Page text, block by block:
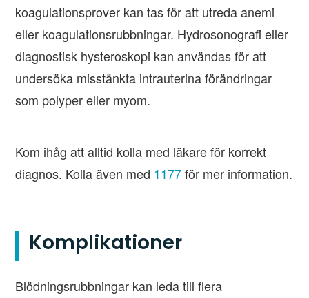
koagulationsprover kan tas för att utreda anemi
eller koagulationsrubbningar. Hydrosonografi eller
diagnostisk hysteroskopi kan användas för att
undersöka misstänkta intrauterina förändringar
som polyper eller myom.
Kom ihåg att alltid kolla med läkare för korrekt
diagnos. Kolla även med 1177för mer information.
Komplikationer
Blödningsrubbningar kan leda till flera